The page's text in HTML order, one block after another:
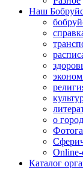
Наш
о
Каталог